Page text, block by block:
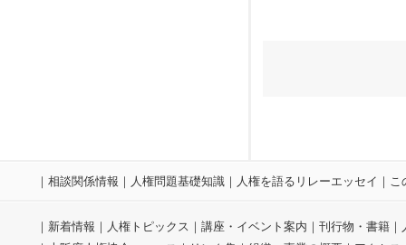
｜ 相談関係情報 ｜ 人権問題基礎知識 ｜ 人権を語るリレーエッセイ ｜ こ
｜ 新着情報 ｜ 人権トピックス ｜ 講座・イベント案内 ｜ 刊行物・書籍 ｜